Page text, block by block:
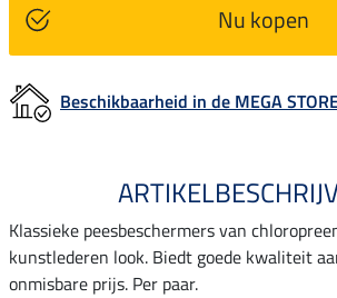
Nu kopen
Beschikbaarheid in de MEGA
Klassieke peesbeschermers van
kunstlederen look. Biedt goede kwaliteit
onmisbare prijs. Per paar.